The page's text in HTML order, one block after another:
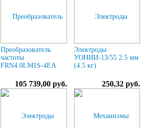
Преобразователь
частоты
FRN4.0LM1S-4EA
105 739,00 руб.
Электроды
УОНИИ-13/55 2.5 мм
(4.5 кг)
250,32 руб.